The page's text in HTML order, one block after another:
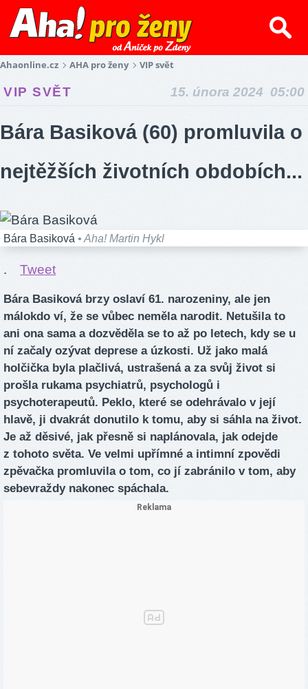
Ahaonline.cz AHA pro ženy VIP svět
15. února 2024 05:00
VIP SVĚT
Bára Basiková (60) promluvila o
nejtěžších životních obdobích...
Bára Basiková • Aha! Martin Hykl
. Tweet
Bára Basiková brzy oslaví 61. narozeniny, ale jen
málokdo ví, že se vůbec neměla narodit. Netušila to
ani ona sama a dozvěděla se to až po letech, kdy se u
ní začaly ozývat deprese a úzkosti. Už jako malá
holčička byla plačlivá, ustrašená a za svůj život si
prošla rukama psychiatrů, psychologů i
psychoterapeutů. Peklo, které se odehrávalo v její
hlavě, ji dvakrát donutilo k tomu, aby si sáhla na život.
Je až děsivé, jak přesně si naplánovala, jak odejde
z tohoto světa. Ve velmi upřímné a intimní zpovědi
zpěvačka promluvila o tom, co jí zabránilo v tom, aby
sebevraždy nakonec spáchala.